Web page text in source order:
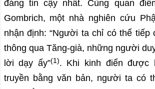
đáng tin cậy nhất. Cùng quan
Gombrich, một nhà nghiên cứu
nhận định: “Người ta chỉ có thể tiếp
thông qua Tăng-già, những người
lời dạy ấy”(1). Khi kinh điển được
truyền bằng văn bản, người ta có